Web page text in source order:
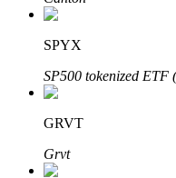
Đối tác Bitrue
SPYX
SP500 tokenized ETF
GRVT
Grvt